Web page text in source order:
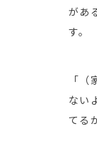
があ
す。
「
ない
てる